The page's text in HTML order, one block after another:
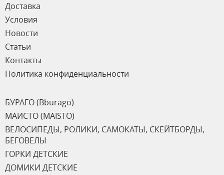
Доставка
Условия
Новости
Статьи
Контакты
Политика конфиденциальности
БУРАГО (Bburago)
МАИСТО (MAISTO)
ВЕЛОСИПЕДЫ, РОЛИКИ, САМОКАТЫ, СКЕЙТБОРДЫ,
БЕГОВЕЛЫ
ГОРКИ ДЕТСКИЕ
ДОМИКИ ДЕТСКИЕ